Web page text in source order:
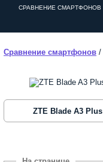
СРАВНЕНИЕ СМАРТФОНОВ
Сравнение смартфонов /
ZTE Blade A3 Plus